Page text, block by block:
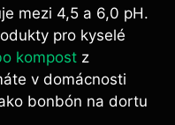
mezi 4,5 a 6,0 pH.
pro kyselé
kompost z
v domácnosti
bonbón na dortu